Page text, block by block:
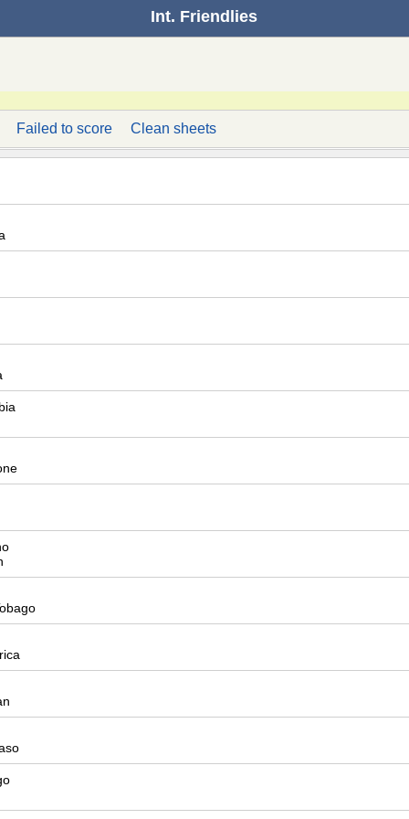
Int. Friendlies
Failed to score Clean sheets